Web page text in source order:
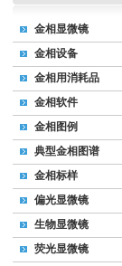
金相显微镜
金相设备
金相用消耗品
金相软件
金相图例
典型金相图谱
金相标样
偏光显微镜
生物显微镜
荧光显微镜